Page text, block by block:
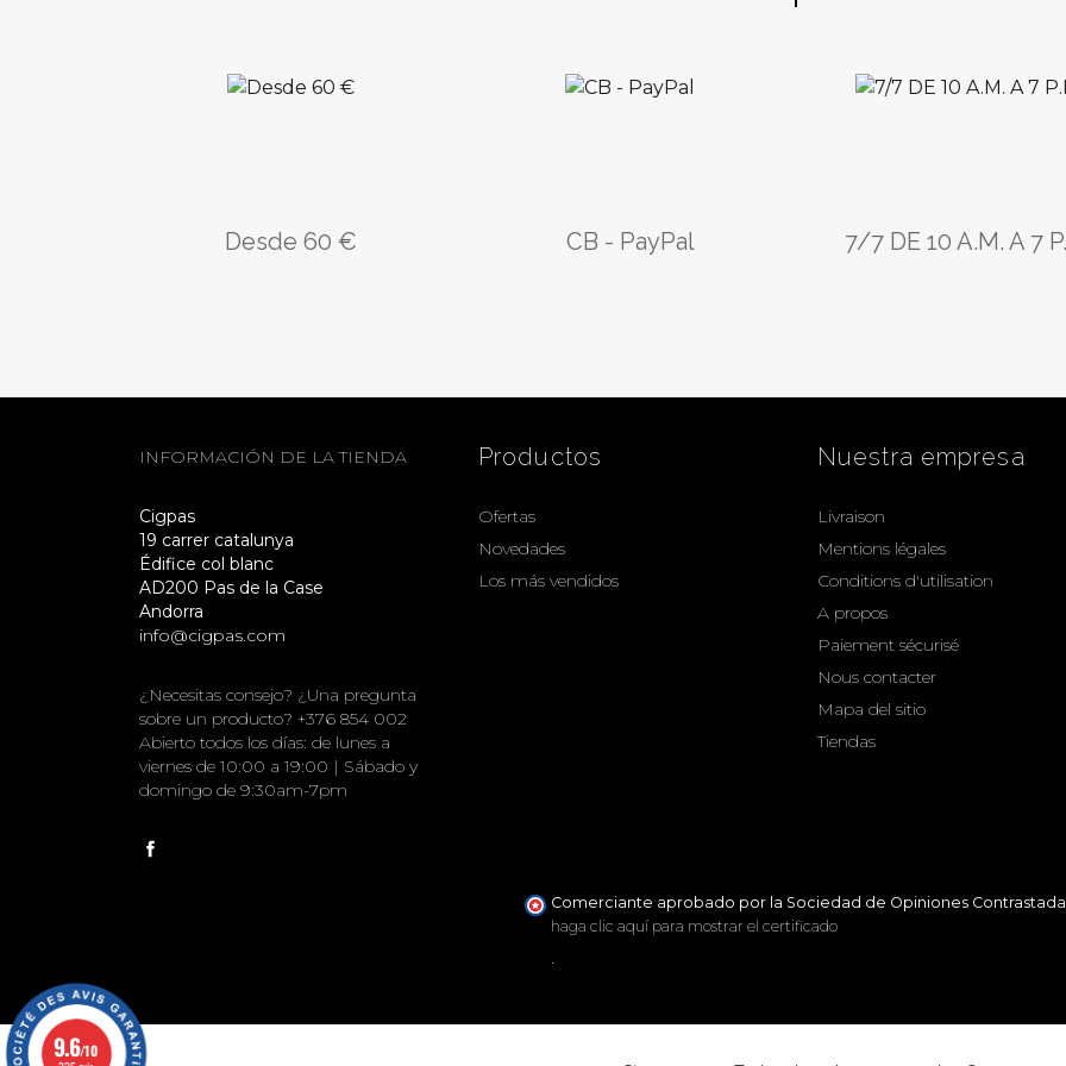
Desde 60 € CB - PayPal 7/7 DE 10 A.M. A 7
INFORMACIÓN DE LA TIENDA
Cigpas
19 carrer catalunya
Édifice col blanc
AD200 Pas de la Case
Andorra
info@cigpas.com
¿Necesitas consejo? ¿Una pregunta
sobre un producto? +376 854 002
Abierto todos los días: de lunes a
viernes de 10:00 a 19:00 | Sábado y
domingo de 9:30am-7pm
Productos
Ofertas
Novedades
Los más vendidos
Nuestra empresa
Livraison
Mentions légales
Conditions d'utilisation
A propos
Paiement sécurisé
Nous contacter
Mapa del sitio
Tiendas
Comerciante aprobado por la Sociedad de Opiniones
haga clic aquí para mostrar el certificado
.
9.6/10